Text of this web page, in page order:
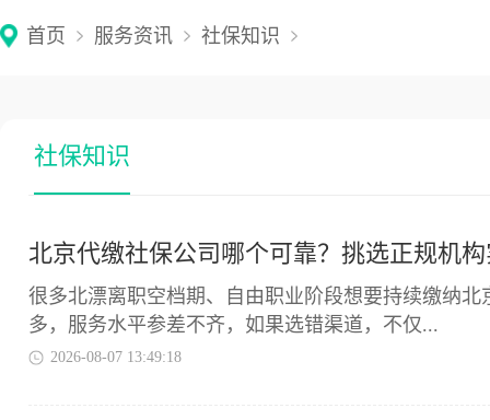
首页 服务资讯 社保知识
社保知识
北京代缴社保公司哪个可靠？挑选正规机
很多北漂离职空档期、自由职业阶段想要持续缴纳
多，服务水平参差不齐，如果选错渠道，不仅...
2026-08-07 13:49:18